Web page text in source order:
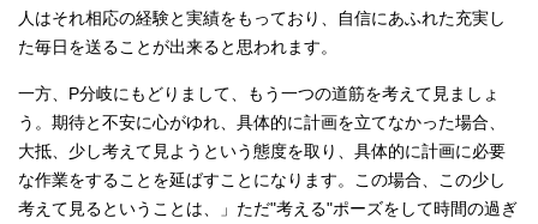
人はそれ相応の経験と実績をもっており、自信にあふれた充実し
た毎日を送ることが出来ると思われます。
一方、P分岐にもどりまして、もう一つの道筋を考えて見ましょ
う。期待と不安に心がゆれ、具体的に計画を立てなかった場合、
大抵、少し考えて見ようという態度を取り、具体的に計画に必要
な作業をすることを延ばすことになります。この場合、この少し
考えて見るということは、」ただ"考える"ポーズをして時間の過ぎ